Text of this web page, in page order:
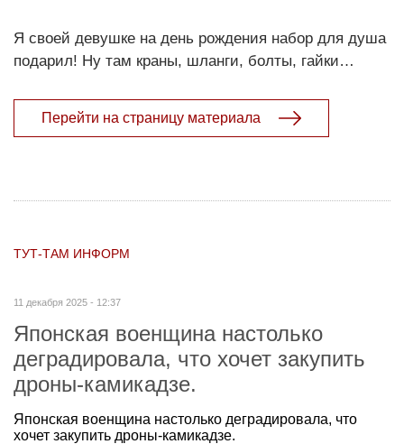
Я своей девушке на день рождения набор для душа
подарил! Ну там краны, шланги, болты, гайки…
Перейти на страницу материала
ТУТ-ТАМ ИНФОРМ
11 декабря 2025 - 12:37
Японская военщина настолько
деградировала, что хочет закупить
дро­ны-камикадзе.
Японская военщина настолько деградировала, что
хочет закупить дро­ны-камикадзе.